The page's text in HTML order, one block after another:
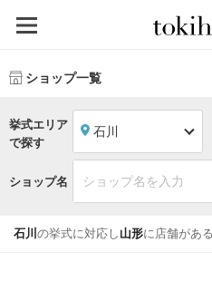
ショップ一覧
挙式エリア
で探す
石川
ショップ名
石川 の挙式に対応し 山形に店舗があ